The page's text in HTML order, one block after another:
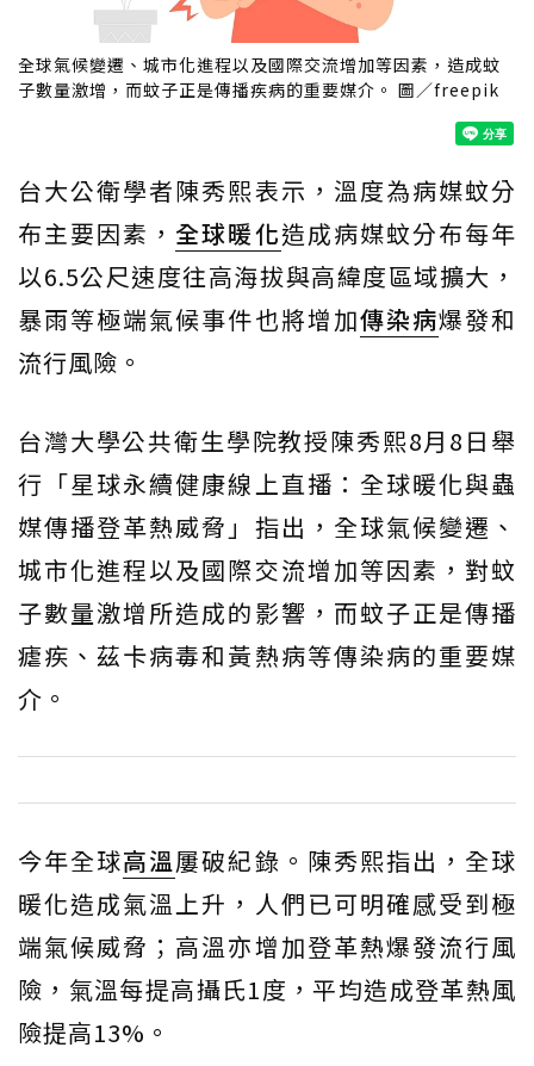
全球氣候變遷、城市化進程以及國際交流增加等因素，造成蚊
子數量激增，而蚊子正是傳播疾病的重要媒介。 圖／freepik
台大公衛學者陳秀熙表示，溫度為病媒蚊分
布主要因素，全球暖化造成病媒蚊分布每年
以6.5公尺速度往高海拔與高緯度區域擴大，
暴雨等極端氣候事件也將增加傳染病爆發和
流行風險。
台灣大學公共衛生學院教授陳秀熙8月8日舉
行「星球永續健康線上直播：全球暖化與蟲
媒傳播登革熱威脅」指出，全球氣候變遷、
城市化進程以及國際交流增加等因素，對蚊
子數量激增所造成的影響，而蚊子正是傳播
瘧疾、茲卡病毒和黃熱病等傳染病的重要媒
介。
今年全球高溫屢破紀錄。陳秀熙指出，全球
暖化造成氣溫上升，人們已可明確感受到極
端氣候威脅；高溫亦增加登革熱爆發流行風
險，氣溫每提高攝氏1度，平均造成登革熱風
險提高13%。